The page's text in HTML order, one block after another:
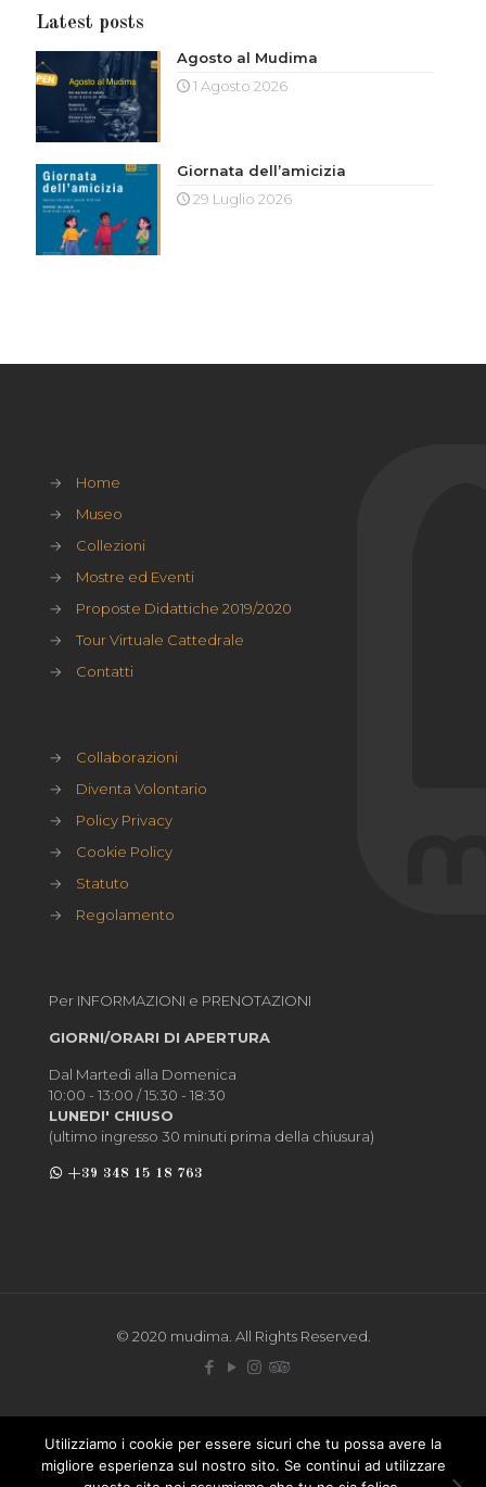
Latest posts
Agosto al Mudima
1 Agosto 2026
Giornata dell’amicizia
29 Luglio 2026
→
Home
→
Museo
→
Collezioni
→
Mostre ed Eventi
→
Proposte Didattiche 2019/2020
→
Tour Virtuale Cattedrale
→
Contatti
→
Collaborazioni
→
Diventa Volontario
→
Policy Privacy
→
Cookie Policy
→
Statuto
→
Regolamento
Per INFORMAZIONI e PRENOTAZIONI
GIORNI/ORARI DI APERTURA
Dal Martedì alla Domenica
10:00 - 13:00 / 15:30 - 18:30
LUNEDI' CHIUSO
(ultimo ingresso 30 minuti prima della chiusura)
+39 348 15 18 763
© 2020 mudima. All Rights Reserved.
Utilizziamo i cookie per essere sicuri che tu possa avere la
migliore esperienza sul nostro sito. Se continui ad utilizzare